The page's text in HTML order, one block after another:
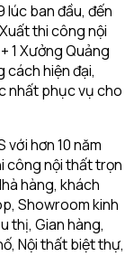
lúc ban đầu, đến
thi công nội
1 Xưởng Quảng
cách hiện đại,
nhất phục vụ cho
với hơn 10 năm
công nội thất trọn
hàng, khách
Showroom kinh
thị, Gian hàng,
Nội thất biệt thự,